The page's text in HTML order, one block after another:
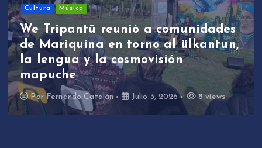
Cultura Música
We Tripantü reunió a comunidades
de Mariquina en torno al ülkantun,
la lengua y la cosmovisión
mapuche
Por Fernando Catalán Julio 3, 2026 8 views